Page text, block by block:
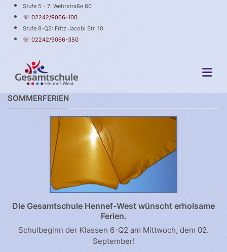
Stufe 5 - 7: Wehrstraße 80
☏ 02242/9066-100
Stufe 8-Q2: Fritz Jacobi Str. 10
☏ 02242/9066-350
SOMMERFERIEN
Die Gesamtschule Hennef-West wünscht erholsame
Ferien.
Schulbeginn der Klassen 6-Q2 am Mittwoch, dem 02.
September!